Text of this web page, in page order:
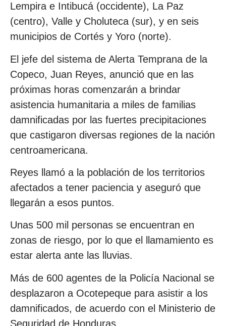
Lempira e Intibucá (occidente), La Paz
(centro), Valle y Choluteca (sur), y en seis
municipios de Cortés y Yoro (norte).
El jefe del sistema de Alerta Temprana de la
Copeco, Juan Reyes, anunció que en las
próximas horas comenzarán a brindar
asistencia humanitaria a miles de familias
damnificadas por las fuertes precipitaciones
que castigaron diversas regiones de la nación
centroamericana.
Reyes llamó a la población de los territorios
afectados a tener paciencia y aseguró que
llegarán a esos puntos.
Unas 500 mil personas se encuentran en
zonas de riesgo, por lo que el llamamiento es
estar alerta ante las lluvias.
Más de 600 agentes de la Policía Nacional se
desplazaron a Ocotepeque para asistir a los
damnificados, de acuerdo con el Ministerio de
Seguridad de Honduras.